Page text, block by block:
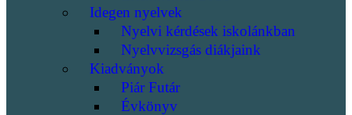
Idegen nyelvek
Nyelvi kérdések iskolánkban
Nyelvvizsgás diákjaink
Kiadványok
Piár Futár
Évkönyv